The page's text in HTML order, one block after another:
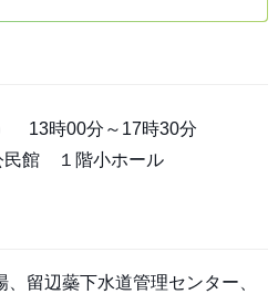
13時00分～17時30分
民館 １階小ホール
留辺蘂下水道管理センター、